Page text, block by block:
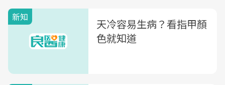
新知
天冷容易生病？看指甲顏
色就知道